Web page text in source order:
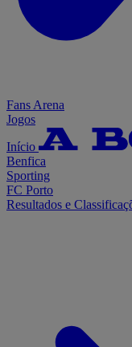
Fans Arena
Jogos
Início
Benfica
Sporting
FC Porto
Resultados e